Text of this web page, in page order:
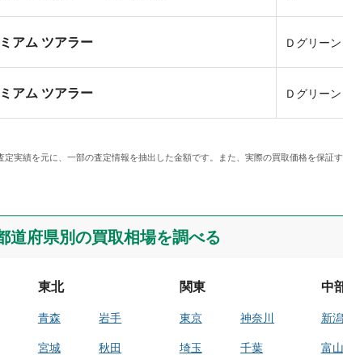
アム ツアラー Ｄグリーン
アム ツアラー Ｄグリーン
定実績を元に、一部の査定情報を抽出した金額です。また、実際の買取価格を保証
道府県別の買取相場を調べる
東北
青森 岩手
宮城 秋田
関東
東京 神奈川
埼玉 千葉
中
新潟
富山